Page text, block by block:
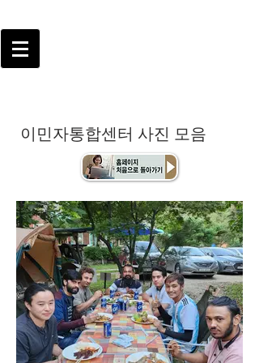
이민자통합센터 사진 모음